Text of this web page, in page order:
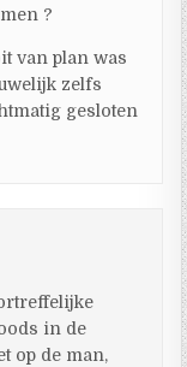
?
van plan was
zelfs
gesloten
in de
op de man,